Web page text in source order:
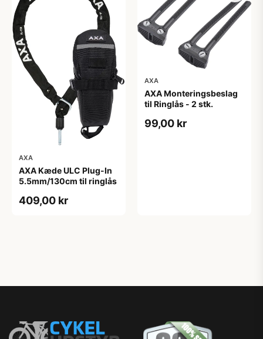
AXA
AXA Kæde ULC Plug-In
5.5mm/130cm til ringlås
409,00 kr
AXA
AXA Monteringsbeslag
til Ringlås - 2 stk.
99,00 kr